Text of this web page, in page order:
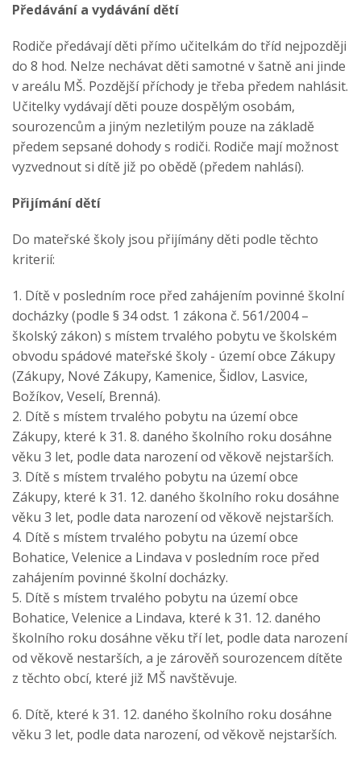
Předávání a vydávání dětí
Rodiče předávají děti přímo učitelkám do tříd nejpozději
do 8 hod. Nelze nechávat děti samotné v šatně ani jinde
v areálu MŠ. Pozdější příchody je třeba předem nahlásit.
Učitelky vydávají děti pouze dospělým osobám,
sourozencům a jiným nezletilým pouze na základě
předem sepsané dohody s rodiči. Rodiče mají možnost
vyzvednout si dítě již po obědě (předem nahlásí).
Přijímání dětí
Do mateřské školy jsou přijímány děti podle těchto
kriterií:
1. Dítě v posledním roce před zahájením povinné školní
docházky (podle § 34 odst. 1 zákona č. 561/2004 –
školský zákon) s místem trvalého pobytu ve školském
obvodu spádové mateřské školy - území obce Zákupy
(Zákupy, Nové Zákupy, Kamenice, Šidlov, Lasvice,
Božíkov, Veselí, Brenná).
2. Dítě s místem trvalého pobytu na území obce
Zákupy, které k 31. 8. daného školního roku dosáhne
věku 3 let, podle data narození od věkově nejstarších.
3. Dítě s místem trvalého pobytu na území obce
Zákupy, které k 31. 12. daného školního roku dosáhne
věku 3 let, podle data narození od věkově nejstarších.
4. Dítě s místem trvalého pobytu na území obce
Bohatice, Velenice a Lindava v posledním roce před
zahájením povinné školní docházky.
5. Dítě s místem trvalého pobytu na území obce
Bohatice, Velenice a Lindava, které k 31. 12. daného
školního roku dosáhne věku tří let, podle data narození
od věkově nestarších, a je zárověň sourozencem dítěte
z těchto obcí, které již MŠ navštěvuje.
6. Dítě, které k 31. 12. daného školního roku dosáhne
věku 3 let, podle data narození, od věkově nejstarších.